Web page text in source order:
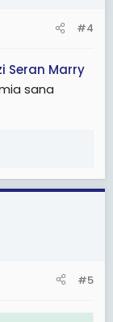
#4
Seran Marry
sana
#5